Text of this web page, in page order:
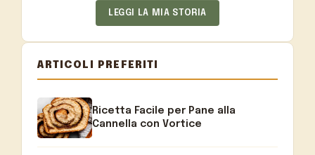
LEGGI LA MIA STORIA
ARTICOLI PREFERITI
Ricetta Facile per Pane alla
Cannella con Vortice